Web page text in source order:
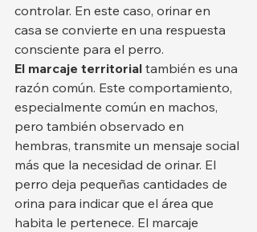
controlar. En este caso, orinar en
casa se convierte en una respuesta
consciente para el perro.
El marcaje territorial también es una
razón común. Este comportamiento,
especialmente común en machos,
pero también observado en
hembras, transmite un mensaje social
más que la necesidad de orinar. El
perro deja pequeñas cantidades de
orina para indicar que el área que
habita le pertenece. El marcaje